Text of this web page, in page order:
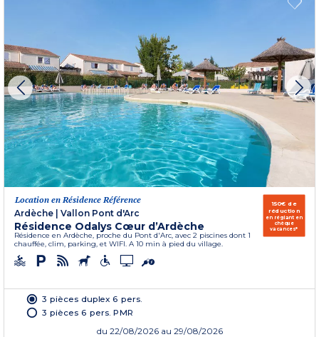
Location en Résidence Référence
Ardèche | Vallon Pont d'Arc
Résidence Odalys Cœur d’Ardèche
Résidence en Ardèche, proche du Pont d'Arc, avec 2 piscines dont 1
chauffée, clim, parking, et WIFI. A 10 min à pied du village.
150€ de
réduction
en réglant en
chèque
vacances*
3 pièces duplex 6 pers.
3 pièces 6 pers. PMR
du 22/08/2026 au 29/08/2026